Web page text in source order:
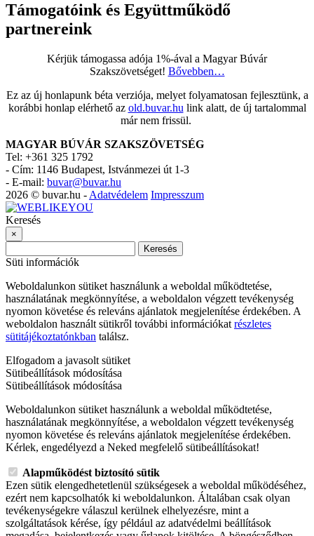
Támogatóink és Együttműködő
partnereink
Kérjük támogassa adója 1%-ával a Magyar Búvár
Szakszövetséget! Bővebben…
Ez az új honlapunk béta verziója, melyet folyamatosan fejlesztünk, a
korábbi honlap elérhető az old.buvar.hu link alatt, de új tartalommal
már nem frissül.
MAGYAR BÚVÁR SZAKSZÖVETSÉG
Tel: +361 325 1792
- Cím: 1146 Budapest, Istvánmezei út 1-3
- E-mail: buvar@buvar.hu
2026 © buvar.hu - Adatvédelem Impresszum
Keresés
×
Keresés
Süti információk
Weboldalunkon sütiket használunk a weboldal működtetése,
használatának megkönnyítése, a weboldalon végzett tevékenység
nyomon követése és releváns ajánlatok megjelenítése érdekében. A
weboldalon használt sütikről további információkat részletes
sütitájékoztatónkban találsz.
Elfogadom a javasolt sütiket
Sütibeállítások módosítása
Sütibeállítások módosítása
Weboldalunkon sütiket használunk a weboldal működtetése,
használatának megkönnyítése, a weboldalon végzett tevékenység
nyomon követése és releváns ajánlatok megjelenítése érdekében.
Kérlek, engedélyezd a Neked megfelelő sütibeállításokat!
Alapműködést biztosító sütik
Ezen sütik elengedhetetlenül szükségesek a weboldal működéséhez,
ezért nem kapcsolhatók ki weboldalunkon. Általában csak olyan
tevékenységekre válaszul kerülnek elhelyezésre, mint a
szolgáltatások kérése, így például az adatvédelmi beállítások